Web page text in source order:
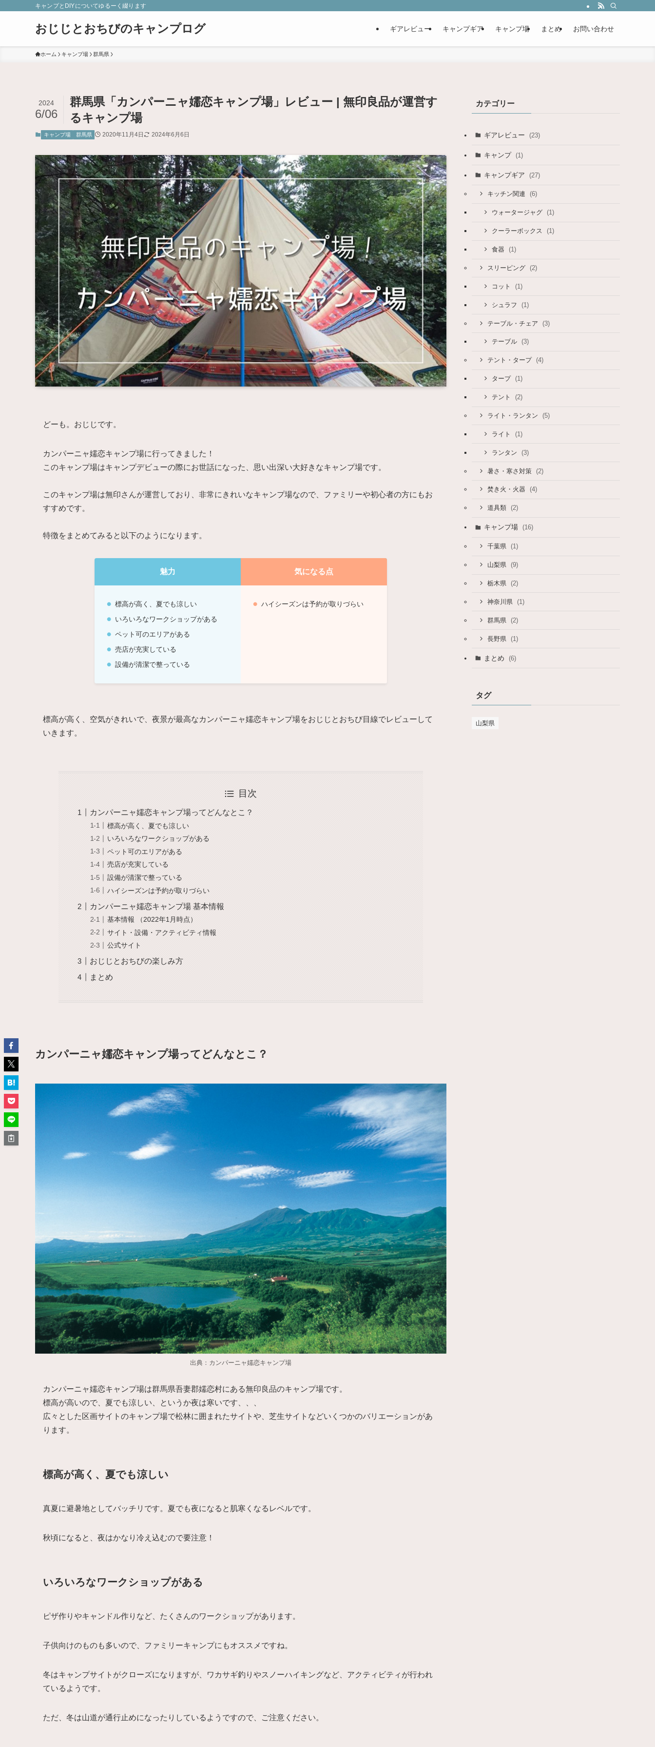
キャンプとDIYについてゆるーく綴ります
おじじとおちびのキャンプログ ギアレビュー キャンプギア キャンプ場 まとめ お問い合わせ
ホーム キャンプ場 群馬県
群馬県「カンパーニャ嬬恋キャンプ場」レビュー | 無印良品が運営す
るキャンプ場
2024
6/06
キャンプ場 群馬県 2020年11月4日 2024年6月6日
どーも。おじじです。
カンパーニャ嬬恋キャンプ場に行ってきました！
このキャンプ場はキャンプデビューの際にお世話になった、思い出深い大好きなキャンプ場です。
このキャンプ場は無印さんが運営しており、非常にきれいなキャンプ場なので、ファミリーや初心者の方にもお
すすめです。
特徴をまとめてみると以下のようになります。
魅力 気になる点
標高が高く、夏でも涼しい
いろいろなワークショップがある
ペット可のエリアがある
売店が充実している
設備が清潔で整っている
ハイシーズンは予約が取りづらい
標高が高く、空気がきれいで、夜景が最高なカンパーニャ嬬恋キャンプ場をおじじとおちび目線でレビューして
いきます。
目次
カンパーニャ嬬恋キャンプ場ってどんなとこ？
標高が高く、夏でも涼しい
いろいろなワークショップがある
ペット可のエリアがある
売店が充実している
設備が清潔で整っている
ハイシーズンは予約が取りづらい
カンパーニャ嬬恋キャンプ場 基本情報
基本情報 （2022年1月時点）
サイト・設備・アクティビティ情報
公式サイト
おじじとおちびの楽しみ方
まとめ
カンパーニャ嬬恋キャンプ場ってどんなとこ？
出典：カンパーニャ嬬恋キャンプ場
カンパーニャ嬬恋キャンプ場は群馬県吾妻郡嬬恋村にある無印良品のキャンプ場です。
標高が高いので、夏でも涼しい、というか夜は寒いです、、、
広々とした区画サイトのキャンプ場で松林に囲まれたサイトや、芝生サイトなどいくつかのバリエーションがあ
ります。
標高が高く、夏でも涼しい
真夏に避暑地としてバッチリです。夏でも夜になると肌寒くなるレベルです。
秋頃になると、夜はかなり冷え込むので要注意！
いろいろなワークショップがある
ピザ作りやキャンドル作りなど、たくさんのワークショップがあります。
子供向けのものも多いので、ファミリーキャンプにもオススメですね。
冬はキャンプサイトがクローズになりますが、ワカサギ釣りやスノーハイキングなど、アクティビティが行われ
ているようです。
ただ、冬は山道が通行止めになったりしているようですので、ご注意ください。
カテゴリー
ギアレビュー (23)
キャンプ (1)
キャンプギア (27)
キッチン関連 (6)
ウォータージャグ (1)
クーラーボックス (1)
食器 (1)
スリーピング (2)
コット (1)
シュラフ (1)
テーブル・チェア (3)
テーブル (3)
テント・タープ (4)
タープ (1)
テント (2)
ライト・ランタン (5)
ライト (1)
ランタン (3)
暑さ・寒さ対策 (2)
焚き火・火器 (4)
道具類 (2)
キャンプ場 (16)
千葉県 (1)
山梨県 (9)
栃木県 (2)
神奈川県 (1)
群馬県 (2)
長野県 (1)
まとめ (6)
タグ
山梨県